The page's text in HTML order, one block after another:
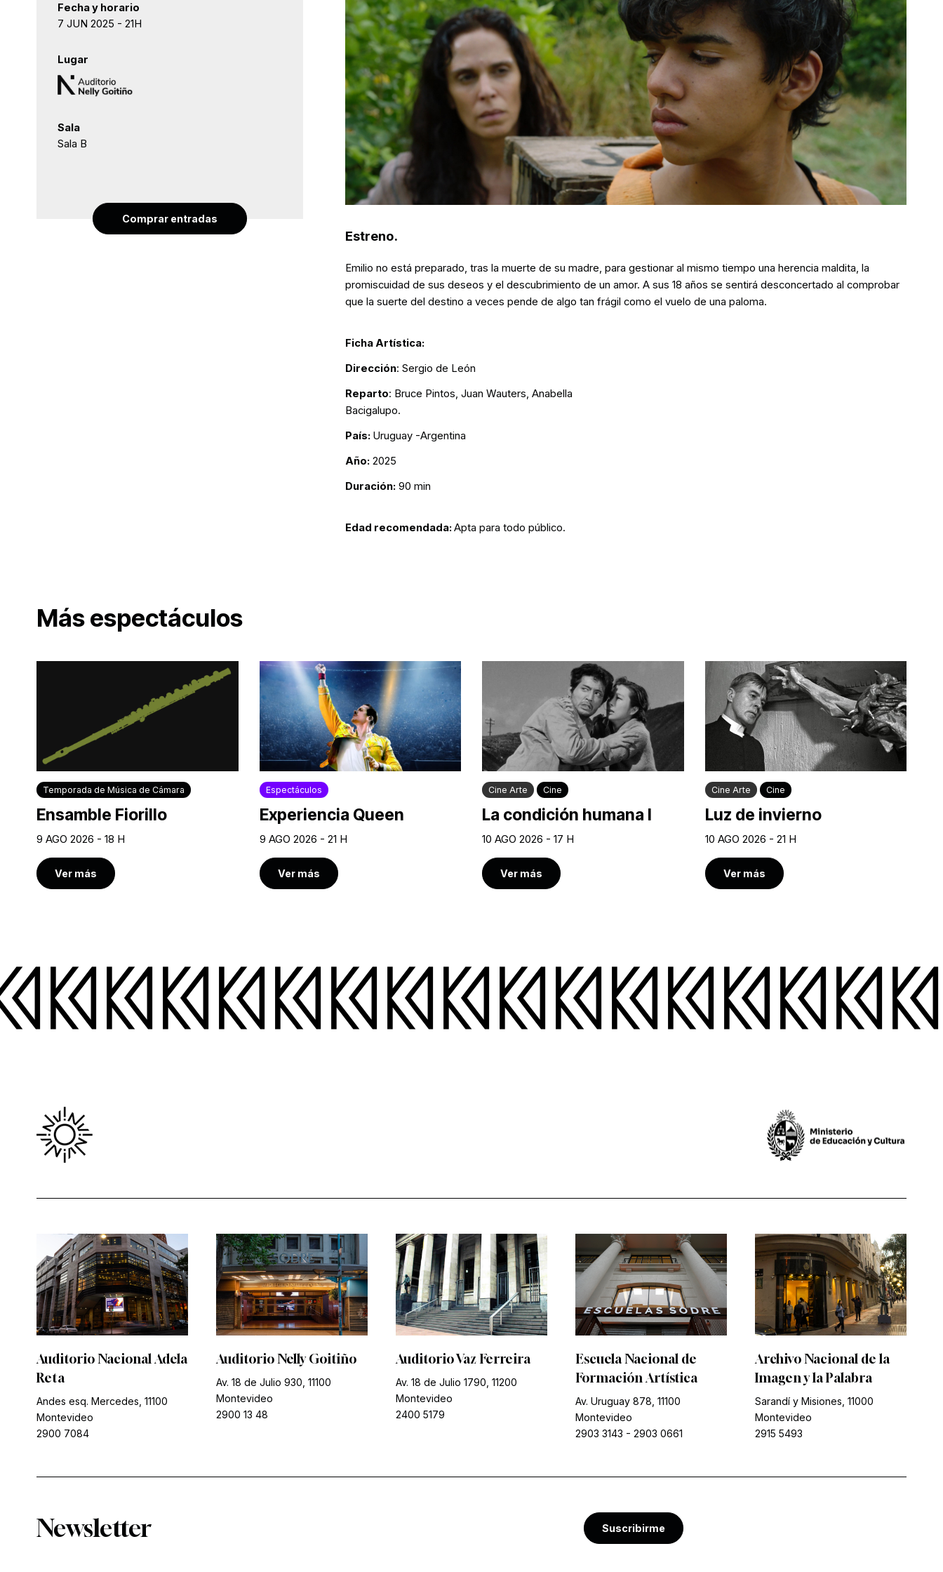
Estreno.
Emilio no está preparado, tras la muerte de su madre, para gestionar al mismo tiempo una herencia maldita, la
promiscuidad de sus deseos y el descubrimiento de un amor. A sus 18 años se sentirá desconcertado al comprobar
que la suerte del destino a veces pende de algo tan frágil como el vuelo de una paloma.
Ficha Artística:
Dirección: Sergio de León
Reparto: Bruce Pintos, Juan Wauters, Anabella
Bacigalupo.
País: Uruguay -Argentina
Año: 2025
Duración: 90 min
Edad recomendada: Apta para todo público.
Fecha y horario
7 JUN 2025 - 21H
Lugar
Sala
Sala B
Comprar entradas
Más espectáculos
Temporada de Música de Cámara
Ensamble Fiorillo
9 AGO 2026 - 18 H
Ver más
Espectáculos
Experiencia Queen
9 AGO 2026 - 21 H
Ver más
Cine Arte Cine
La condición humana I
10 AGO 2026 - 17 H
Ver más
Cine Arte Cine
Luz de invierno
10 AGO 2026 - 21 H
Ver más
Auditorio Nacional Adela
Reta
Andes esq. Mercedes, 11100
Montevideo
2900 7084
Auditorio Nelly Goitiño
Av. 18 de Julio 930, 11100
Montevideo
2900 13 48
Auditorio Vaz Ferreira
Av. 18 de Julio 1790, 11200
Montevideo
2400 5179
Escuela Nacional de
Formación Artística
Av. Uruguay 878, 11100
Montevideo
2903 3143 - 2903 0661
Archivo Nacional de la
Imagen y la Palabra
Sarandí y Misiones, 11000
Montevideo
2915 5493
Newsletter Suscribirme